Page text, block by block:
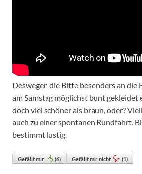
Deswegen die Bitte besonders an die
am Samstag möglichst bunt gekleidet
doch viel schöner als braun, oder?
auch zu einer spontanen Rundfahrt.
bestimmt lustig.
Gefällt mir (6) Gefällt mir nicht (1)